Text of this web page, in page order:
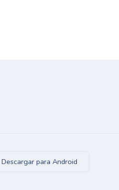
Descargar para Android